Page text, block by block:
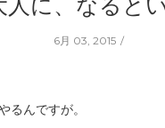
に、なると
6月 03, 2015
るんですが。